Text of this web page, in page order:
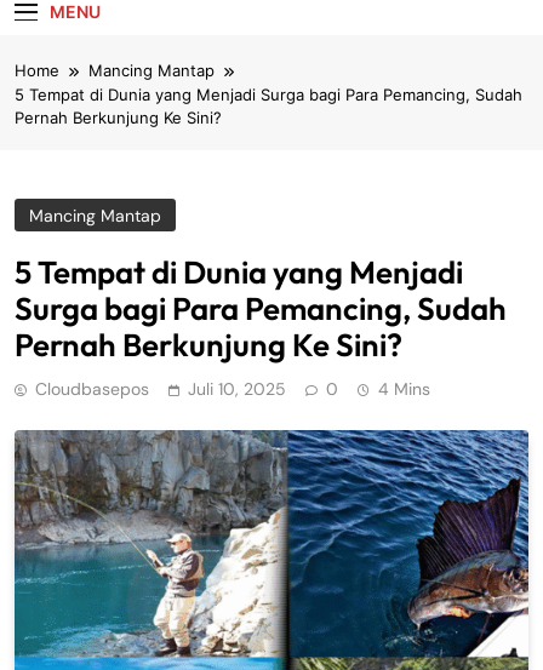
MENU
Home
Mancing Mantap
5 Tempat di Dunia yang Menjadi Surga bagi Para Pemancing, Sudah
Pernah Berkunjung Ke Sini?
Mancing Mantap
5 Tempat di Dunia yang Menjadi
Surga bagi Para Pemancing, Sudah
Pernah Berkunjung Ke Sini?
Cloudbasepos Juli 10, 2025 0 4 Mins